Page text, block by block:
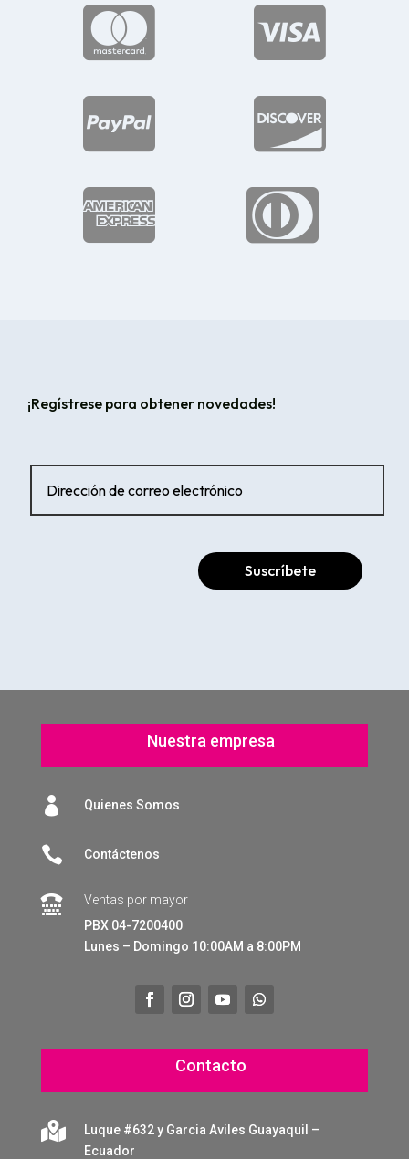






¡Regístrese para obtener novedades!
Suscríbete
Nuestra empresa
 Quienes Somos
 Contáctenos

Ventas por mayor
PBX 04-7200400
Lunes – Domingo 10:00AM a 8:00PM
Contacto

Luque #632 y Garcia Aviles Guayaquil –
Ecuador